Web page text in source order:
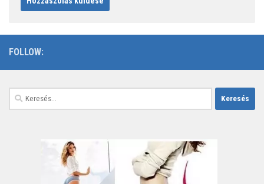
FOLLOW:
Keresés: